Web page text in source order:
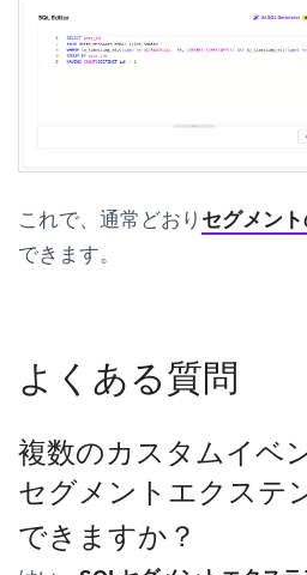
これで、通常どおり セグメン
できます。
よくある質問
複数のカスタムイベ
セグメントエクステ
できますか？